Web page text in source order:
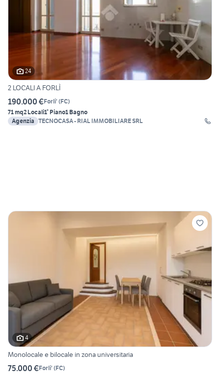
24
2 LOCALI A FORLÌ
190.000 €Forli' (FC)
71 mq2 Locali1° Piano1 Bagno
Agenzia
TECNOCASA - RIAL IMMOBILIARE SRL
4
Monolocale e bilocale in zona universitaria
75.000 €Forli' (FC)